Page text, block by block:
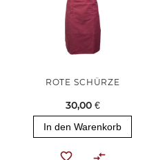
ROTE SCHÜRZE
30,00 €
In den Warenkorb